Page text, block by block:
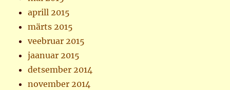
aprill 2015
märts 2015
veebruar 2015
jaanuar 2015
detsember 2014
november 2014